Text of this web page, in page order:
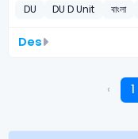
DU DU D Unit বাংলা
Des
‹ 1